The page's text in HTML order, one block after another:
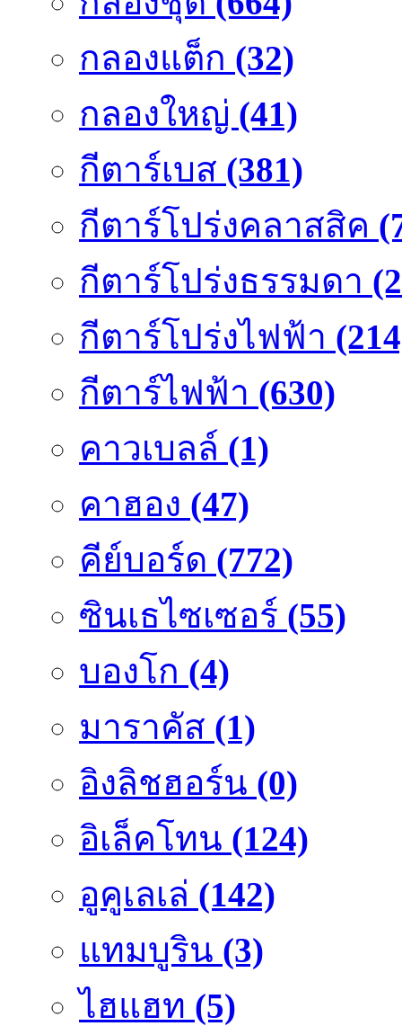
กลองแต็ก (32)
กลองใหญ่ (41)
กีตาร์เบส (381)
กีตาร์โปร่งคลาสสิค
กีตาร์โปร่งธรรมดา
กีตาร์โปร่งไฟฟ้า
กีตาร์ไฟฟ้า (630)
คาวเบลล์ (1)
คาฮอง (47)
คีย์บอร์ด (772)
ซินเธไซเซอร์ (55)
บองโก (4)
มาราคัส (1)
อิงลิชฮอร์น (0)
อิเล็คโทน (124)
อูคูเลเล่ (142)
แทมบูริน (3)
ไฮแฮท (5)